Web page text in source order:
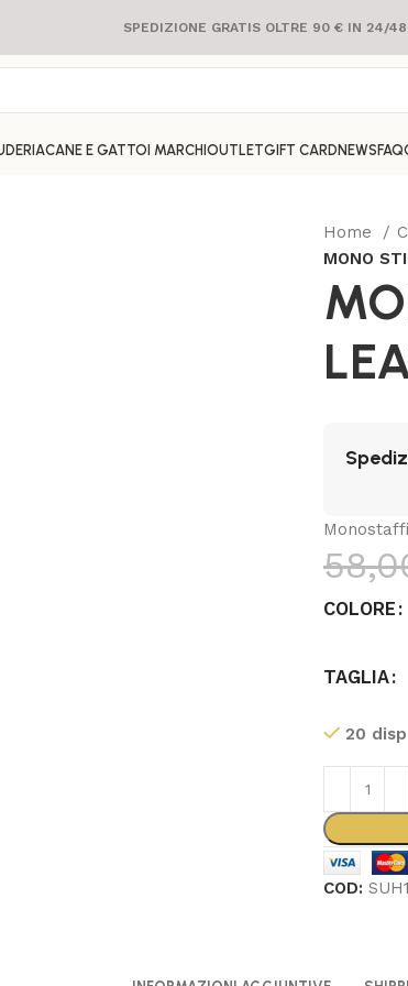
SPEDIZIONE GRATIS OLTRE 90 € IN 24/
CANE E GATTO I MARCHI OUTLETGIFT CARD NEWS FAQ
Home
MONO
COLORE
TAGLIA
20
COD: